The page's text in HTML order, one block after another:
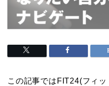
この記事ではFIT24(フィ